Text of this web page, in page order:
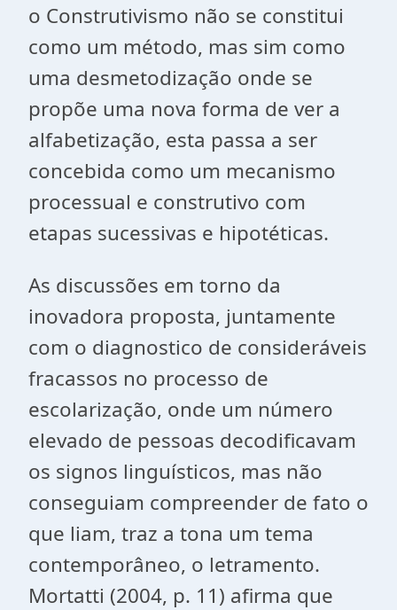
o Construtivismo não se constitui
como um método, mas sim como
uma desmetodização onde se
propõe uma nova forma de ver a
alfabetização, esta passa a ser
concebida como um mecanismo
processual e construtivo com
etapas sucessivas e hipotéticas.
As discussões em torno da
inovadora proposta, juntamente
com o diagnostico de consideráveis
fracassos no processo de
escolarização, onde um número
elevado de pessoas decodificavam
os signos linguísticos, mas não
conseguiam compreender de fato o
que liam, traz a tona um tema
contemporâneo, o letramento.
Mortatti (2004, p. 11) afirma que